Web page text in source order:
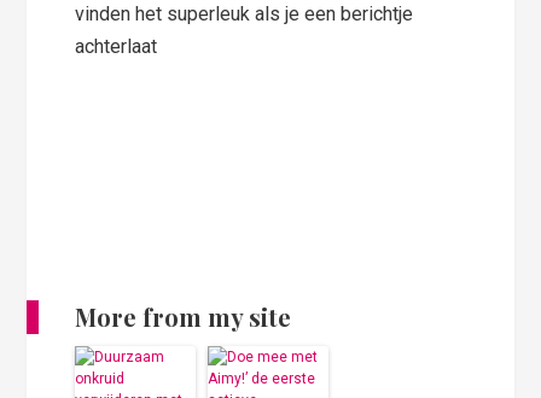
vinden het superleuk als je een berichtje
achterlaat
More from my site